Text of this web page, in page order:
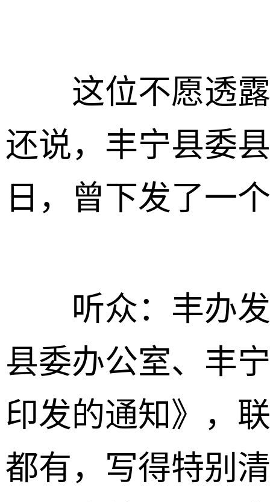
这位不愿透露
还说，丰宁县委
日，曾下发了一
听众：丰办发
县委办公室、丰
印发的通知》，
都有，写得特别